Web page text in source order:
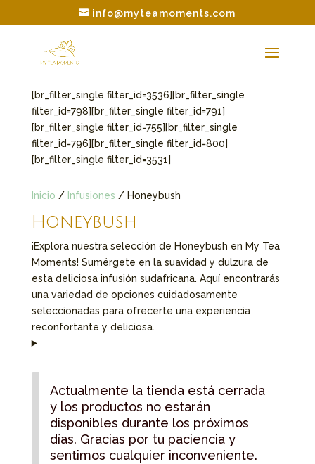
info@myteamoments.com
Inicio / Infusiones / Honeybush
Honeybush
¡Explora nuestra selección de Honeybush en My Tea
Moments! Sumérgete en la suavidad y dulzura de
esta deliciosa infusión sudafricana. Aquí encontrarás
una variedad de opciones cuidadosamente
seleccionadas para ofrecerte una experiencia
reconfortante y deliciosa.
Actualmente la tienda está cerrada
y los productos no estarán
disponibles durante los próximos
días. Gracias por tu paciencia y
sentimos cualquier inconveniente.
[br_filter_single filter_id=3536][br_filter_single
filter_id=798][br_filter_single filter_id=791]
[br_filter_single filter_id=755][br_filter_single
filter_id=796][br_filter_single filter_id=800]
[br_filter_single filter_id=3531]